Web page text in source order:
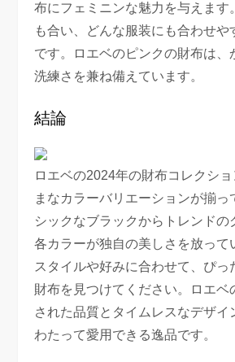
布にフェミニンな魅力を与えます
も合い、どんな服装にも合わせや
です。ロエベのピンクの財布は、
洗練さを兼ね備えています。
結論
ロエベの2024年の財布コレクシ
まなカラーバリエーションが揃っ
シックなブラックからトレンドの
各カラーが独自の美しさを放って
スタイルや好みに合わせて、ぴっ
財布を見つけてください。ロエベ
された品質とタイムレスなデザイ
わたって愛用できる逸品です。